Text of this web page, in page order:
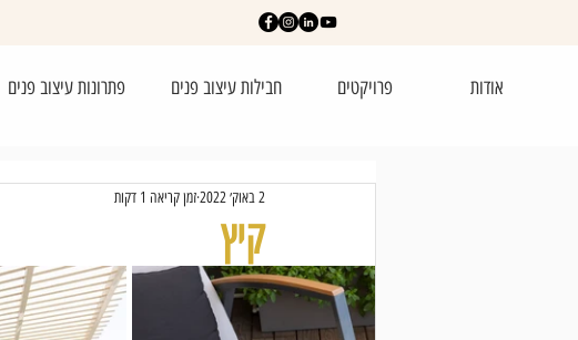
פתרונות עיצוב פנים חבילות עיצוב פנים פרויקטים אודות
קיץ
2 באוק׳ 2022 זמן קריאה 1 דקות